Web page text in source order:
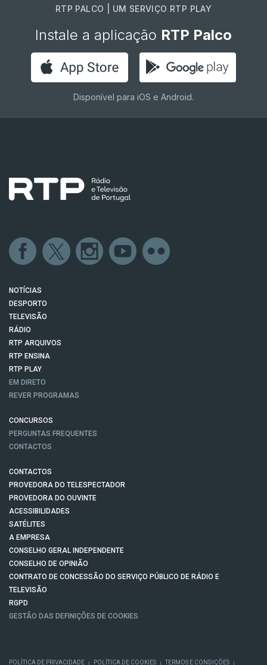
RTP PALCO | UM SERVIÇO RTP PLAY
Instale a aplicação RTP Palco
Disponível para iOS e Android.
NOTÍCIAS
DESPORTO
TELEVISÃO
RÁDIO
RTP ARQUIVOS
RTP ENSINA
RTP PLAY
EM DIRETO
REVER PROGRAMAS
CONCURSOS
PERGUNTAS FREQUENTES
CONTACTOS
CONTACTOS
PROVEDORA DO TELESPECTADOR
PROVEDORA DO OUVINTE
ACESSIBILIDADES
SATÉLITES
A EMPRESA
CONSELHO GERAL INDEPENDENTE
CONSELHO DE OPINIÃO
CONTRATO DE CONCESSÃO DO SERVIÇO PÚBLICO DE RÁDIO E
TELEVISÃO
RGPD
GESTÃO DAS DEFINIÇÕES DE COOKIES
POLÍTICA DE PRIVACIDADE | POLÍTICA DE COOKIES | TERMOS E CONDIÇÕES |